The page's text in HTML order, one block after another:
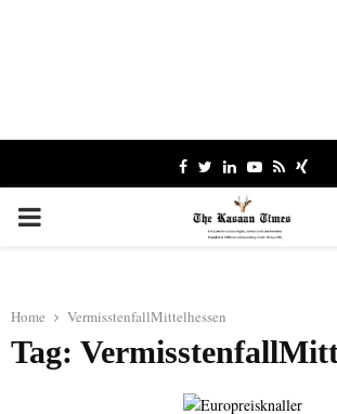
Facebook
TwitterLinkedinYoutube
RssXing
PRIMARY
Home VermisstenfallMittelhessen
Tag: